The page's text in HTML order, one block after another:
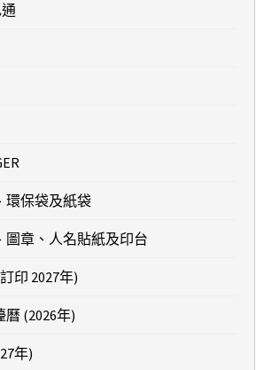
環保袋及紙袋
圖章、人名貼紙及印台
印 2027年)
(2026年)
年)